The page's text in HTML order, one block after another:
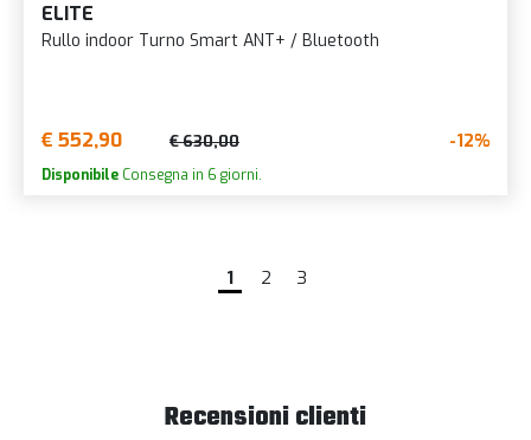
ELITE
Rullo indoor Turno Smart ANT+ / Bluetooth
€ 552,90 € 630,00 -12%
Disponibile Consegna in 6 giorni.
1 2 3
Recensioni clienti